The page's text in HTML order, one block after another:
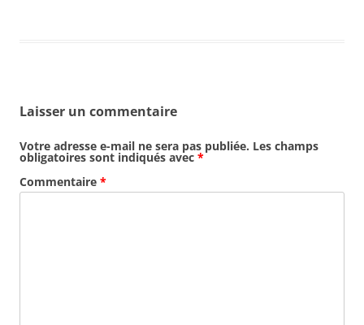
Laisser un commentaire
Votre adresse e-mail ne sera pas publiée. Les champs
obligatoires sont indiqués avec *
Commentaire *